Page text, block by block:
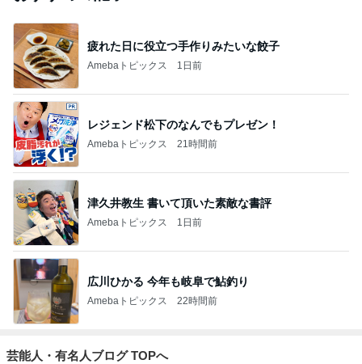
疲れた日に役立つ手作りみたいな餃子
Amebaトピックス 1日前
レジェンド松下のなんでもプレゼン！
Amebaトピックス 21時間前
津久井教生 書いて頂いた素敵な書評
Amebaトピックス 1日前
広川ひかる 今年も岐阜で鮎釣り
Amebaトピックス 22時間前
芸能人・有名人ブログ TOPへ